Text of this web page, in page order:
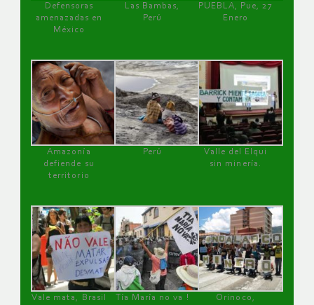
Defensoras
amenazadas en
México
Las Bambas,
Perú
PUEBLA, Pue, 27
Enero
Amazonía
defiende su
territorio
Perú
Valle del Elqui
sin minería.
Vale mata, Brasil
Tía María no va !
Orinoco,